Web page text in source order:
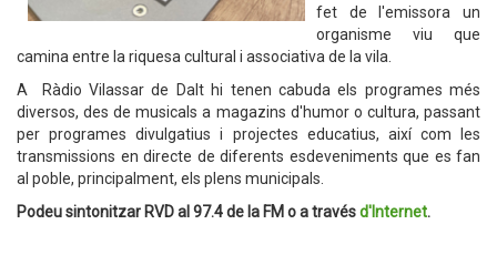
fet de l'emissora un
organisme viu que
camina entre la riquesa cultural i associativa de la vila.
A Ràdio Vilassar de Dalt hi tenen cabuda els programes més
diversos, des de musicals a magazins d'humor o cultura, passant
per programes divulgatius i projectes educatius, així com les
transmissions en directe de diferents esdeveniments que es fan
al poble, principalment, els plens municipals.
Podeu sintonitzar RVD al 97.4 de la FM o a travésd'Internet.